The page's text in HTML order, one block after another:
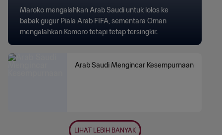
Maroko mengalahkan Arab Saudi untuk lolos ke
babak gugur Piala Arab FIFA, sementara Oman
mengalahkan Komoro tetapi tetap tersingkir.
Arab Saudi Mengincar Kesempurnaan
LIHAT LEBIH BANYAK